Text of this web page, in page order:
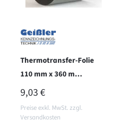
Thermotransfer-Folie
110 mm x 360 m
Wachs/Harz, innen,
RATIO
REGULÄRER PREIS:
9,03 €
Preise exkl. MwSt. zzgl.
Versandkosten